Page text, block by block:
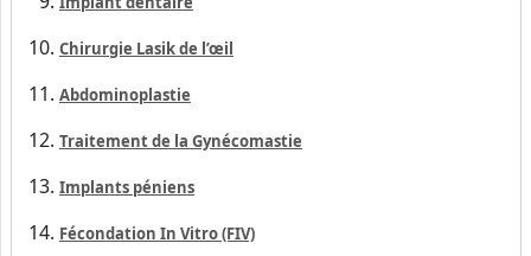
Greffe de rein (rénale)
Liposuccion
Ballon gastrique
Implant dentaire
Chirurgie Lasik de l’œil
Abdominoplastie